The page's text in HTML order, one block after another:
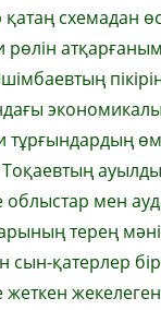
схемадан
рөлін
тұрғындардың
ауылды
облыстар мен
терең мәні
қатерлер